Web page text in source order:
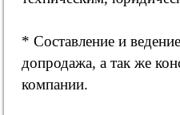
* Составление и
допродажа, а так же
компании.